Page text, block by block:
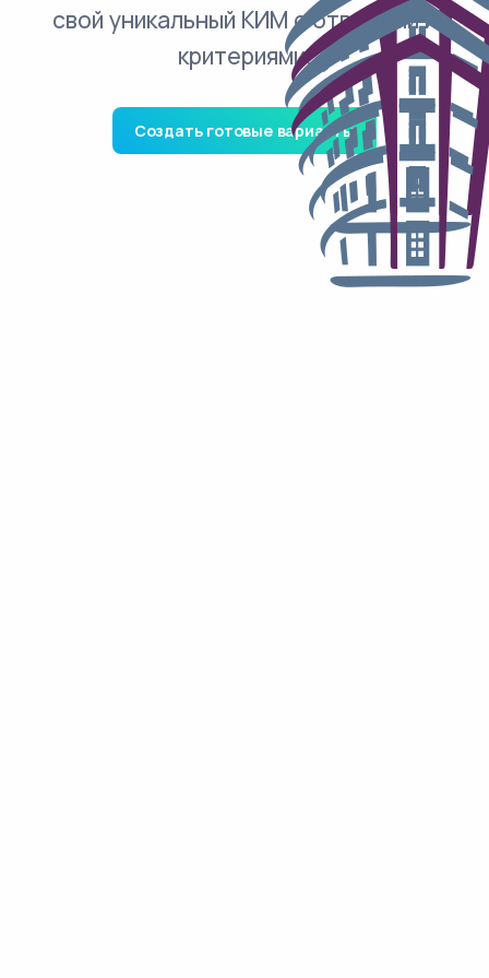
свой уникальный КИМ с ответами и
критериями.
Создать готовые варианты